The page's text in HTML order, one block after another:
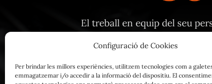
Configuració de Cookies
Per brindar les millors experiències, utilitzem tecnologies com a
emmagatzemar i/o accedir a la informació del dispositiu. El
El treball en equip del seu